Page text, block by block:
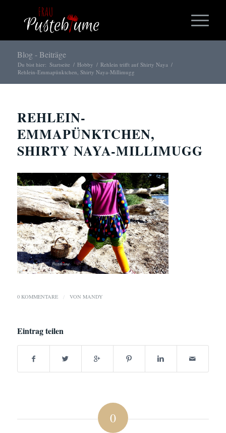
Blog - Beiträge
Du bist hier: Startseite / Hobby / Rehlein trifft auf Shirty Naya /
Rehlein-Emmapünktchen, Shirty Naya-Millimugg
REHLEIN-
EMMAPÜNKTCHEN,
SHIRTY NAYA-MILLIMUGG
0 KOMMENTARE / VON MANDY
Eintrag teilen
0